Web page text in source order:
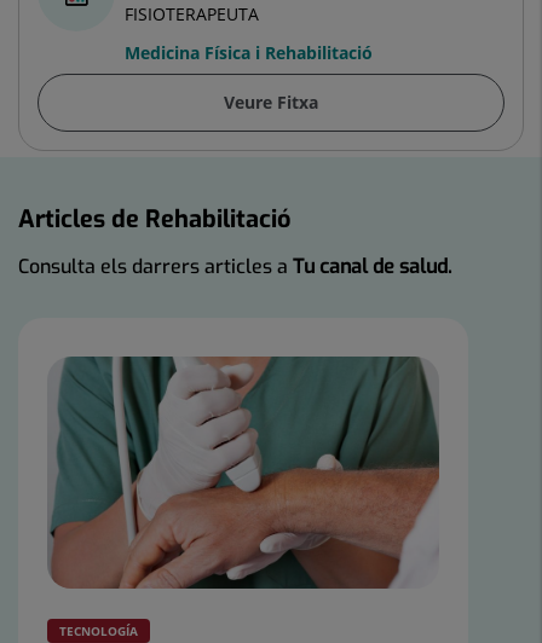
FISIOTERAPEUTA
Medicina Física i Rehabilitació
Veure Fitxa
Articles de Rehabilitació
Consulta els darrers articles a Tu canal de salud.
TECNOLOGÍA